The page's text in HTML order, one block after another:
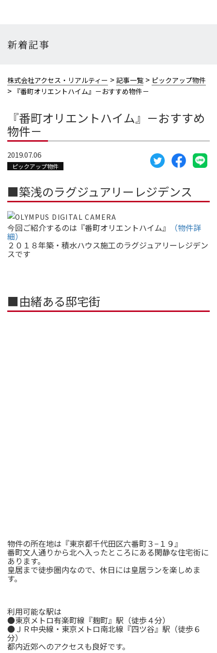
新着記事
株式会社アクセス・リアルティー > 記事一覧 > ピックアップ物件
> 『番町オリエントハイム』－おすすめ物件－
『番町オリエントハイム』－おすすめ
物件－
2019.07.06
ピックアップ物件
■築浅のラグジュアリーレジデンス
今回ご紹介するのは『番町オリエントハイム』 （物件詳
細）
２０１８年築・積水ハウス施工のラグジュアリーレジデン
スです
■由緒ある邸宅街
物件の所在地は『東京都千代田区六番町３−１９』
番町文人通りから北へ入ったところにある閑静な住宅街に
あります。
皇居まで徒歩圏内なので、休日には皇居ランを楽しめま
す。
利用可能な駅は
●東京メトロ有楽町線『麹町』駅（徒歩４分）
●ＪＲ中央線・東京メトロ南北線『四ツ谷』駅（徒歩６
分）
都内近郊へのアクセスも良好です。